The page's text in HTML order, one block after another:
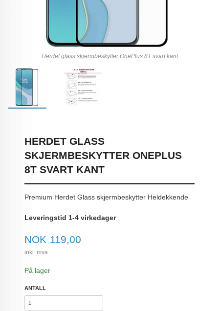
Herdet glass skjermbeskytter OnePlus 8T svart kant
HERDET GLASS
SKJERMBESKYTTER ONEPLUS
8T SVART KANT
Premium Herdet Glass skjermbeskytter Heldekkende
Leveringstid 1-4 virkedager
Pris
NOK 119,00
inkl. mva.
På lager
ANTALL